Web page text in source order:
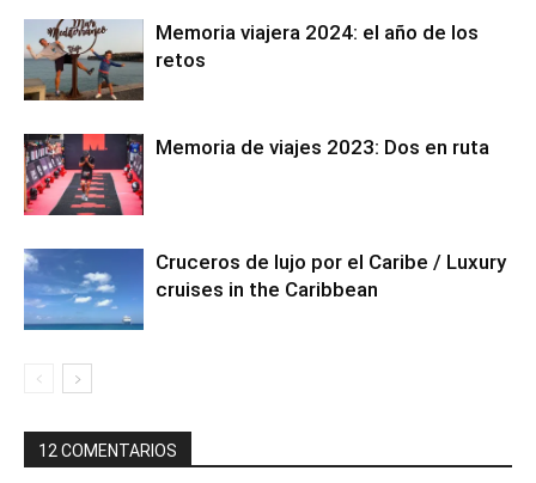
Memoria viajera 2024: el año de los
retos
Memoria de viajes 2023: Dos en ruta
Cruceros de lujo por el Caribe / Luxury
cruises in the Caribbean
12 COMENTARIOS